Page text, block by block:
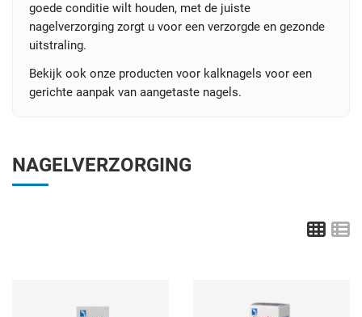
goede conditie wilt houden, met de juiste
nagelverzorging zorgt u voor een verzorgde en gezonde
uitstraling.
Bekijk ook onze producten voor kalknagels voor een
gerichte aanpak van aangetaste nagels.
NAGELVERZORGING
Grid